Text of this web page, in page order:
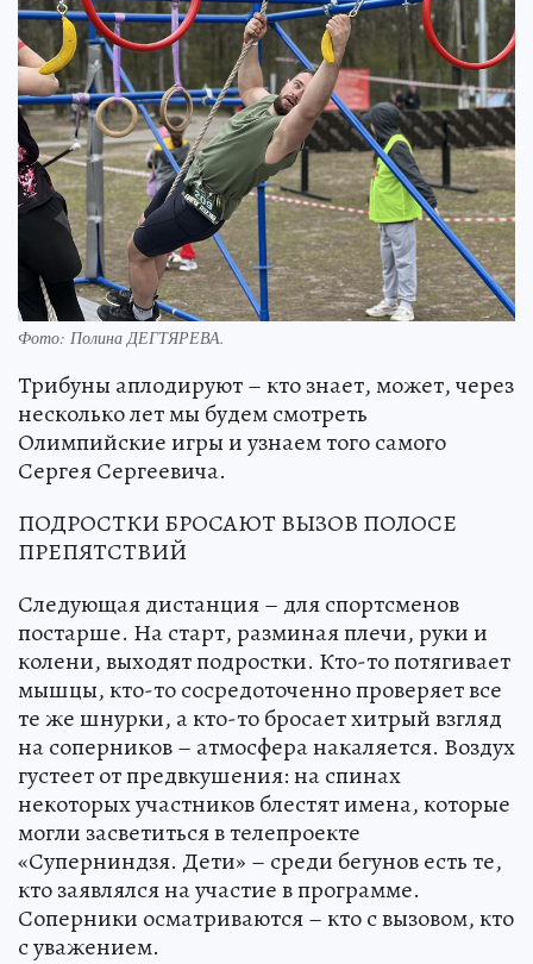
Фото: Полина ДЕГТЯРЕВА.
Трибуны аплодируют – кто знает, может, через
несколько лет мы будем смотреть
Олимпийские игры и узнаем того самого
Сергея Сергеевича.
ПОДРОСТКИ БРОСАЮТ ВЫЗОВ ПОЛОСЕ
ПРЕПЯТСТВИЙ
Следующая дистанция – для спортсменов
постарше. На старт, разминая плечи, руки и
колени, выходят подростки. Кто-то потягивает
мышцы, кто-то сосредоточенно проверяет все
те же шнурки, а кто-то бросает хитрый взгляд
на соперников – атмосфера накаляется. Воздух
густеет от предвкушения: на спинах
некоторых участников блестят имена, которые
могли засветиться в телепроекте
«Суперниндзя. Дети» – среди бегунов есть те,
кто заявлялся на участие в программе.
Соперники осматриваются – кто с вызовом, кто
с уважением.